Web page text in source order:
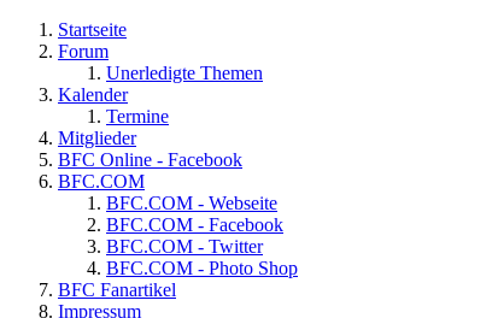
Startseite
Forum
Unerledigte Themen
Kalender
Termine
Mitglieder
BFC Online - Facebook
BFC.COM
BFC.COM - Webseite
BFC.COM - Facebook
BFC.COM - Twitter
BFC.COM - Photo Shop
BFC Fanartikel
Impressum